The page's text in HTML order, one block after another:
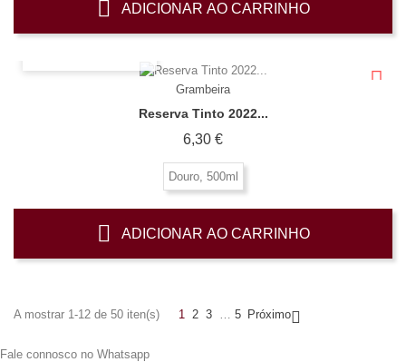
ADICIONAR AO CARRINHO
Grambeira
Reserva Tinto 2022...
6,30 €Preço
Douro, 500ml
ADICIONAR AO CARRINHO
A mostrar 1-12 de 50 iten(s) 1 2 3 5 Próximo
Fale connosco no Whatsapp